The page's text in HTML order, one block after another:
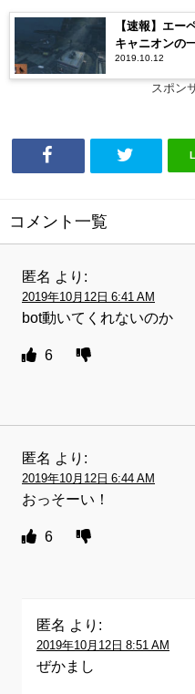
【速報】エー
キャニオンの
2019.10.12
スポン
コメント一覧
匿名 より:
2019年10月12日 6:41 AM
bot動いてくれないのか
6
匿名 より:
2019年10月12日 6:44 AM
おっそーい！
6
匿名 より:
2019年10月12日 8:51 AM
ぜかまし